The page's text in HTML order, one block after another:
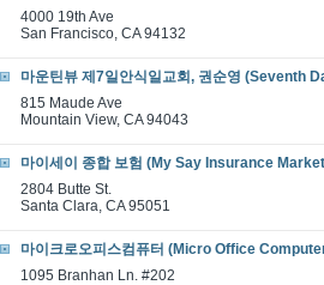
4000 19th Ave
San Francisco, CA 94132
마운틴뷰 제7일안식일교회, 권순영 (Seventh
815 Maude Ave
Mountain View, CA 94043
마이세이 종합 보험 (My Say Insurance
2804 Butte St.
Santa Clara, CA 95051
마이크로오피스컴퓨터 (Micro Office
1095 Branhan Ln. #202